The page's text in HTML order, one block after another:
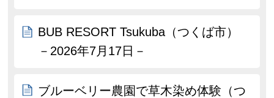
BUB RESORT Tsukuba（つくば市）
－2026年7月17日－
ブルーベリー農園で草木染め体験（つ